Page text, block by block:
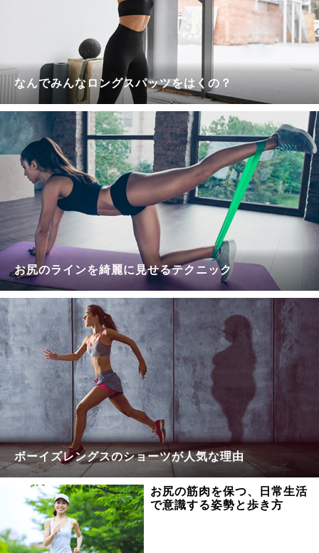
なんでみんなロングスパッツをはくの？
お尻のラインを綺麗に見せるテクニック
ボーイズレングスのショーツが人気な理由
お尻の筋肉を保つ、日常生活
で意識する姿勢と歩き方